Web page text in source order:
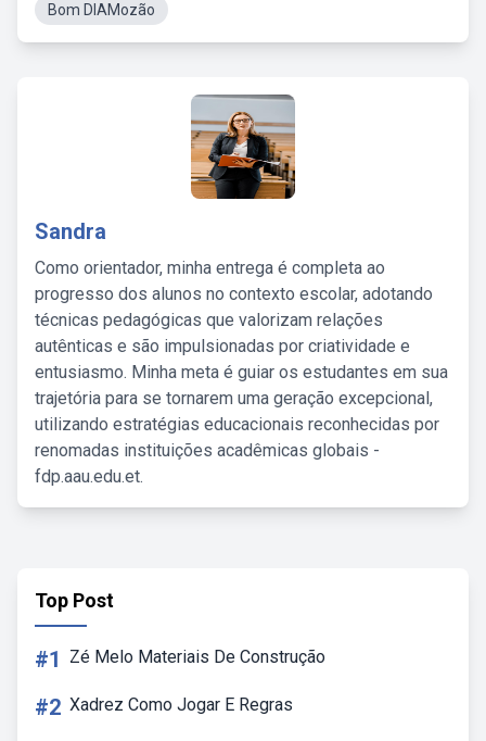
Bom DIAMozão
Sandra
Como orientador, minha entrega é completa ao
progresso dos alunos no contexto escolar, adotando
técnicas pedagógicas que valorizam relações
autênticas e são impulsionadas por criatividade e
entusiasmo. Minha meta é guiar os estudantes em sua
trajetória para se tornarem uma geração excepcional,
utilizando estratégias educacionais reconhecidas por
renomadas instituições acadêmicas globais -
fdp.aau.edu.et.
Top Post
#1 Zé Melo Materiais De Construção
#2 Xadrez Como Jogar E Regras